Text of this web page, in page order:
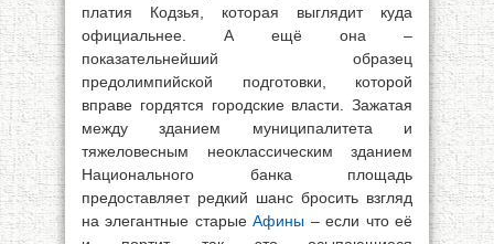
платия Кодзья, которая выглядит куда
официальнее. А ещё она –
показательнейший образец
предолимпийской подготовки, которой
вправе гордятся городские власти. Зажатая
между зданием муниципалитета и
тяжеловесным неоклассическим зданием
Национального банка площадь
предоставляет редкий шанс бросить взгляд
на элегантные старыеАфины – если что её